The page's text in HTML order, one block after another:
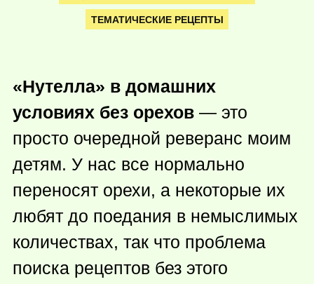
ТЕМАТИЧЕСКИЕ РЕЦЕПТЫ
«Нутелла» в домашних
условиях без орехов — это
просто очередной реверанс моим
детям. У нас все нормально
переносят орехи, а некоторые их
любят до поедания в немыслимых
количествах, так что проблема
поиска рецептов без этого